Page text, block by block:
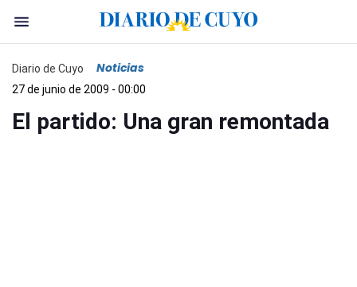
Diario de Cuyo Noticias
27 de junio de 2009 - 00:00
El partido: Una gran remontada